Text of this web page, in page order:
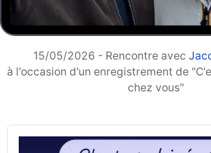
15/05/2026 - Rencontre avec
à l'occasion d'un enregistrement de
chez vous"